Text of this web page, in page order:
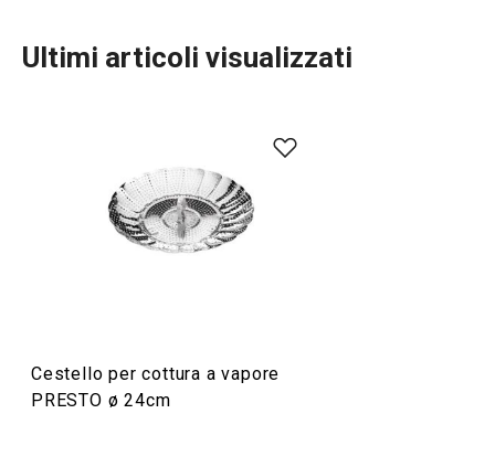
Preparazione degli alimenti
Cucinare
Ultimi articoli visualizzati
Cestello per cottura a vapore
PRESTO ø 24cm